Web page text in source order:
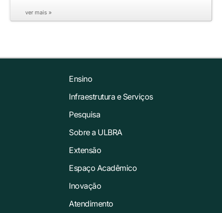
ver mais »
Ensino
Infraestrutura e Serviços
Pesquisa
Sobre a ULBRA
Extensão
Espaço Acadêmico
Inovação
Atendimento